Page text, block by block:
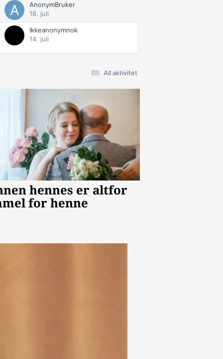
AnonymBruker
18. juli
Ikkeanonymnok
14. juli
All aktivitet